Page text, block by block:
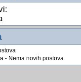
- Nema novih postova